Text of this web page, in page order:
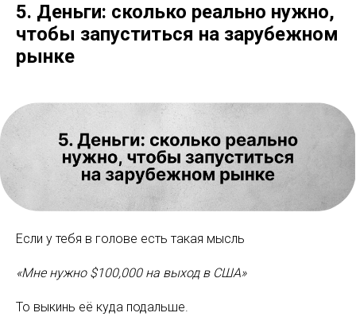
5. Деньги: сколько реально нужно,
чтобы запуститься на зарубежном
рынке
Если у тебя в голове есть такая мысль
«Мне нужно $100,000 на выход в США»
То выкинь её куда подальше.